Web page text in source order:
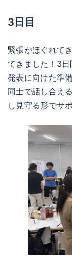
3日目
緊張がほぐれて
てきました！3
発表に向けた準
同士で話し合え
し見守る形でサ